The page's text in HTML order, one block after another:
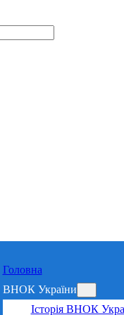
Головна
ВНОК України
Історія ВНОК